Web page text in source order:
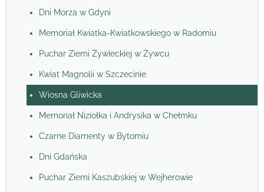
Dni Morza w Gdyni
Memoriał Kwiatka-Kwiatkowskiego w Radomiu
Puchar Ziemi Żywieckiej w Żywcu
Kwiat Magnolii w Szczecinie
Wiosna Gliwicka
Memoriał Niziołka i Andrysika w Chełmku
Czarne Diamenty w Bytomiu
Dni Gdańska
Puchar Ziemi Kaszubskiej w Wejherowie